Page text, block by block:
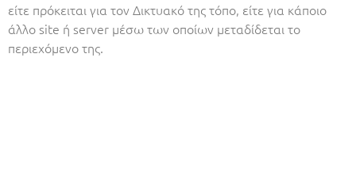
είτε πρόκειται για τον Δικτυακό της τόπο, είτε για κάποιο
άλλο site ή server μέσω των οποίων μεταδίδεται το
περιεχόμενο της.